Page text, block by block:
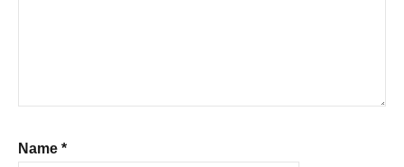
Name *